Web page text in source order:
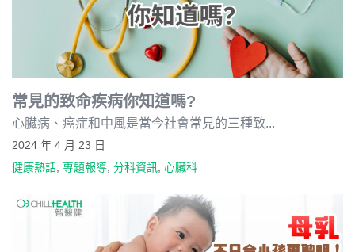
常見的致命疾病你知道嗎?
心臟病、癌症和中風是當今社會常見的三種致...
2024 年 4 月 23 日
健康熱話 專題報導 分科資訊 心臟科